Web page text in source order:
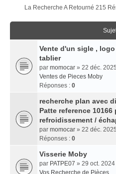
La Recherche A Retourné 215
Vente d'un sigle ,
tablier
par momocar » 22 déc.
Ventes de Pieces Moby
Réponses : 0
recherche plan avec
Patte reference
refroidissement /
par momocar » 22 déc.
Réponses : 0
Visserie Moby
par PATPE07 » 29 oct.
Vos Recherche de Pièces